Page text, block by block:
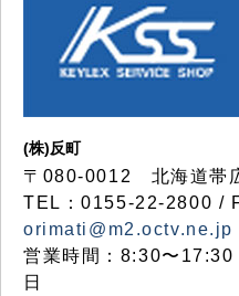
(株)反町
〒080-0012 北海道帯
TEL：0155-22-2800 /
orimati@m2.octv.ne.jp
営業時間：8:30〜17:30
日